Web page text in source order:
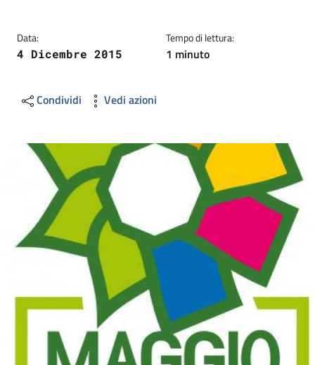
Data:
4 Dicembre 2015
Tempo di lettura:
1 minuto
Condividi Vedi azioni
Image